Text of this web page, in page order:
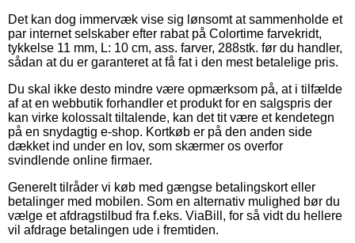
Det kan dog immervæk vise sig lønsomt at sammenholde et
par internet selskaber efter rabat på Colortime farvekridt,
tykkelse 11 mm, L: 10 cm, ass. farver, 288stk. før du handler,
sådan at du er garanteret at få fat i den mest betalelige pris.
Du skal ikke desto mindre være opmærksom på, at i tilfælde
af at en webbutik forhandler et produkt for en salgspris der
kan virke kolossalt tiltalende, kan det tit være et kendetegn
på en snydagtig e-shop. Kortkøb er på den anden side
dækket ind under en lov, som skærmer os overfor
svindlende online firmaer.
Generelt tilråder vi køb med gængse betalingskort eller
betalinger med mobilen. Som en alternativ mulighed bør du
vælge et afdragstilbud fra f.eks. ViaBill, for så vidt du hellere
vil afdrage betalingen ude i fremtiden.